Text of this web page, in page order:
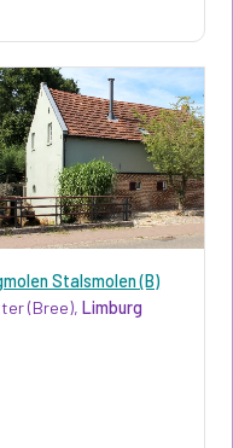
Stalsmolen (B)
(Bree),Limburg